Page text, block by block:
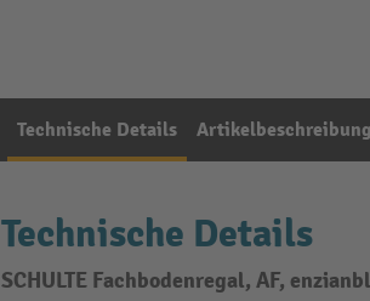
Technische Details Artikelbeschreibung
Technische Details
SCHULTE Fachbodenregal, AF,